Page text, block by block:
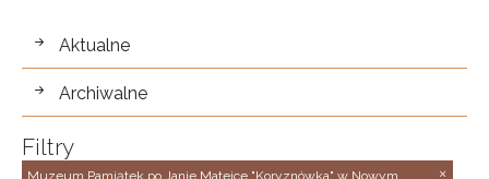
wystawy
Aktualne
Archiwalne
Filtry
Muzeum Pamiątek po Janie Matejce "Koryznówka" w Nowym